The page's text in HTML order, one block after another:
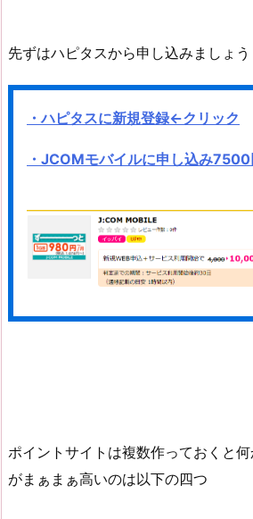
先ずはハピタスから申し込みましょう
・ハピタスに新規登録←クリック
・JCOMモバイルに申し込み
ポイントサイトは複数作っておくと
がまぁまぁ高いのは以下の四つ